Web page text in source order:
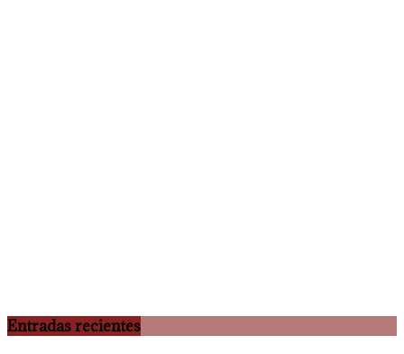
Entradas recientes